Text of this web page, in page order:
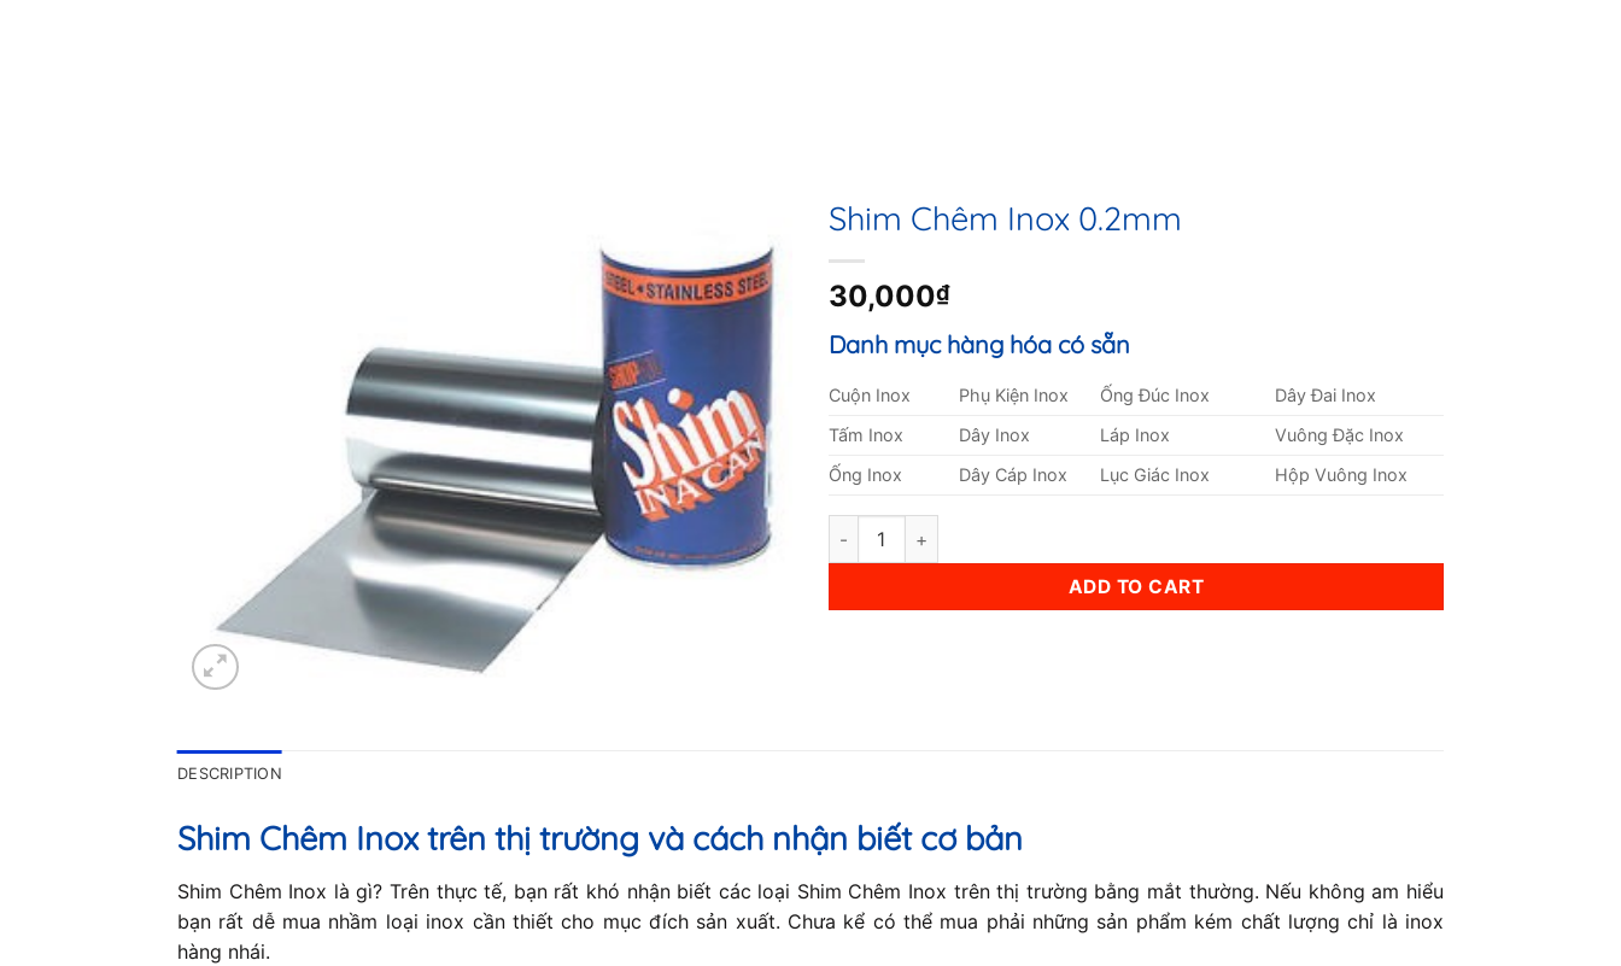
Shim Chêm Inox 0.2mm
30,000₫
Danh mục hàng hóa có sẵn
Cuộn Inox Phụ Kiện Inox Ống Đúc Inox
Dây Đai Inox
Tấm Inox
Dây Inox Láp Inox
Vuông Đặc Inox
Ống Inox
Dây Cáp Inox Lục Giác Inox Hộp Vuông Inox
Shim Chêm Inox 0.2mm quantity
ADD TO CART
DESCRIPTION
Shim Chêm Inox trên thị trường và cách nhận biết cơ bản
Shim Chêm Inox là gì? Trên thực tế, bạn rất khó nhận biết các loại Shim Chêm Inox trên thị trường bằng mắt thường. Nếu không am hiểu
bạn rất dễ mua nhầm loại inox cần thiết cho mục đích sản xuất. Chưa kể có thể mua phải những sản phẩm kém chất lượng chỉ là inox
hàng nhái.